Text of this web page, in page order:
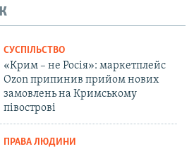
СУСПІЛЬСТВО
«Крим – не Росія»: маркетплейс
Ozon припинив прийом нових
замовлень на Кримському
півострові
ПРАВА ЛЮДИНИ